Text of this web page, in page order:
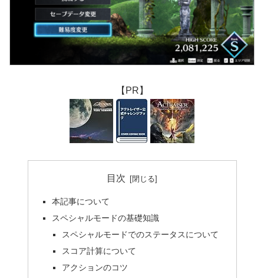
【PR】
目次
本記事について
スペシャルモードの基礎知識
スペシャルモードでのステータスについて
スコア計算について
アクションのコツ